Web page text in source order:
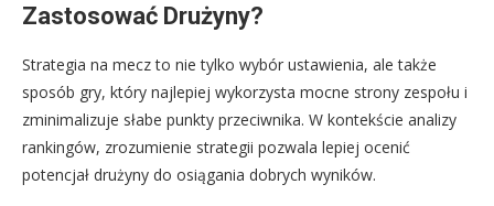
Zastosować Drużyny?
Strategia na mecz to nie tylko wybór ustawienia, ale także
sposób gry, który najlepiej wykorzysta mocne strony zespołu i
zminimalizuje słabe punkty przeciwnika. W kontekście analizy
rankingów, zrozumienie strategii pozwala lepiej ocenić
potencjał drużyny do osiągania dobrych wyników.